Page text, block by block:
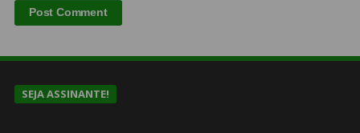
SEJA ASSINANTE!